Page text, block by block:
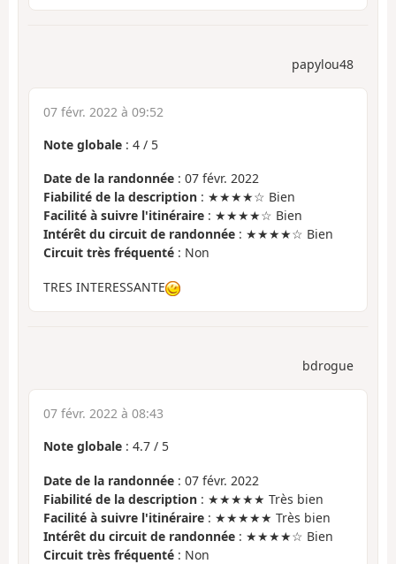
papylou48
07 févr. 2022 à 09:52
Note globale : 4 / 5
Date de la randonnée : 07 févr. 2022
Fiabilité de la description : ★★★★☆ Bien
Facilité à suivre l'itinéraire : ★★★★☆ Bien
Intérêt du circuit de randonnée : ★★★★☆ Bien
Circuit très fréquenté : Non
TRES INTERESSANTE
bdrogue
07 févr. 2022 à 08:43
Note globale : 4.7 / 5
Date de la randonnée : 07 févr. 2022
Fiabilité de la description : ★★★★★ Très bien
Facilité à suivre l'itinéraire : ★★★★★ Très bien
Intérêt du circuit de randonnée : ★★★★☆ Bien
Circuit très fréquenté : Non